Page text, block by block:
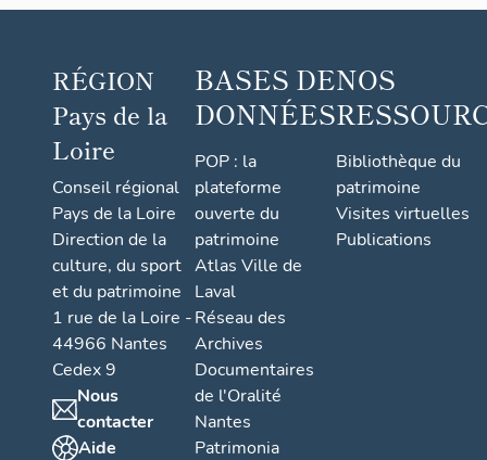
RÉGION
Pays de la
Loire
Conseil régional
Pays de la Loire
Direction de la
culture, du sport
et du patrimoine
1 rue de la Loire -
44966 Nantes
Cedex 9
Nous
contacter
Aide
BASES DE
DONNÉES
POP : la
plateforme
ouverte du
patrimoine
Atlas Ville de
Laval
Réseau des
Archives
Documentaires
de l'Oralité
Nantes
Patrimonia
NOS
Bibliothèque du
patrimoine
Visites virtuelles
Publications